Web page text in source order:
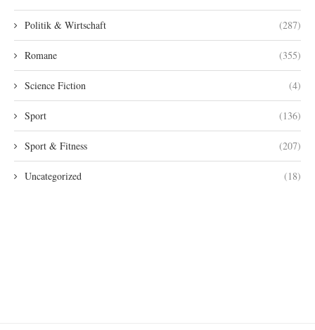
Politik & Wirtschaft (287)
Romane (355)
Science Fiction (4)
Sport (136)
Sport & Fitness (207)
Uncategorized (18)